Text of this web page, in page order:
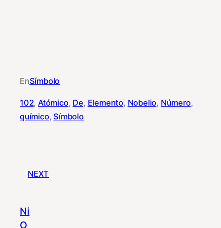
EnSímbolo
102, Atómico, De, Elemento, Nobelio, Número
químico, Símbolo
NEXT
Ni
O